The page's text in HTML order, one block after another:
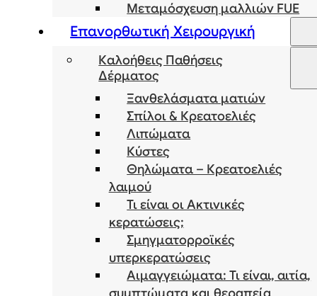
Μεταμόσχευση μαλλιών FUE
Επανορθωτική Χειρουργική
Καλοήθεις Παθήσεις
Δέρματος
Ξανθελάσματα ματιών
Σπίλοι & Κρεατοελιές
Λιπώματα
Κύστες
Θηλώματα – Κρεατοελιές
λαιμού
Τι είναι οι Ακτινικές
κερατώσεις;
Σμηγματορροϊκές
υπερκερατώσεις
Αιμαγγειώματα: Τι είναι, αιτία,